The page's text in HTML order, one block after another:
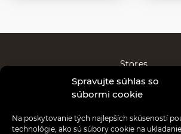
Spravujte súhlas so
súbormi cookie
Na poskytovanie tých najlepších skúseností
technológie, ako sú súbory cookie na
Stores
News
Special offers